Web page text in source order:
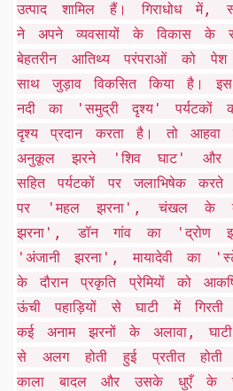
उत्पाद शामिल हैं। गिराधोध में,
ने अपने व्यवसायों के विकास के
बेहतरीन आतिथ्य परंपराओं को
साथ जुड़ाव विकसित किया है।
नदी का 'समुद्री दृश्य' पर्यटकों
दृश्य प्रदान करता है। तो आहवा
अनुकूल झरने 'शिव घाट' और
सहित पर्यटकों पर जलाभिषेक करते
पर 'महल झरना', चंखल के
झरना', डॉन गांव का 'द्रोण
'अंजानी झरना', मायादेवी का
के दौरान प्रकृति प्रेमियों को
ऊंची पहाड़ियों से घाटी में
कई अनाम झरनों के अलावा,
से अलग होती हुई प्रतीत
काला बादल और उसके धुएँ के